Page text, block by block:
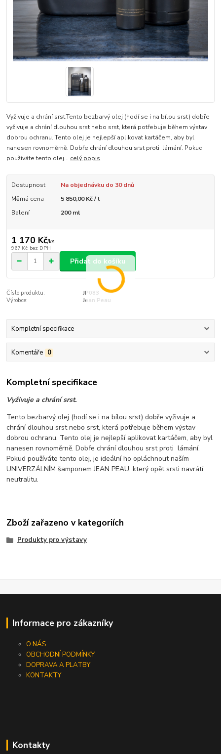
Vyživuje a chrání srst.Tento bezbarvý olej (hodí se i na bílou srst) dobře
vyživuje a chrání dlouhou srst nebo srst, která potřebuje během výstav
dobrou ochranu. Tento olej je nejlepší aplikovat kartáčem, aby byl
nanesen rovnoměrně. Dobře chrání dlouhou srst proti lámání. Pokud
používáte tento olej... celý popis
Dostupnost
Na objednávku do 30 dnů
Měrná cena
5 850,00 Kč / l
Balení
200 ml
1 170 Kč/ks
967 Kč bez DPH
Přidat do košíku
Číslo produktu:
JP083
Výrobce:
Jean Peau
Kompletní specifikace
Komentáře 0
Kompletní specifikace
Vyživuje a chrání srst.
Tento bezbarvý olej (hodí se i na bílou srst) dobře vyživuje a
chrání dlouhou srst nebo srst, která potřebuje během výstav
dobrou ochranu. Tento olej je nejlepší aplikovat kartáčem, aby byl
nanesen rovnoměrně. Dobře chrání dlouhou srst proti lámání.
Pokud používáte tento olej, je ideální ho opláchnout naším
UNIVERZÁLNÍM šamponem JEAN PEAU, který opět srsti navrátí
neutralitu.
Zboží zařazeno v kategoriích
Produkty pro výstavy
Informace pro zákazníky
O NÁS
OBCHODNÍ PODMÍNKY
DOPRAVA A PLATBY
KONTAKTY
Kontakty